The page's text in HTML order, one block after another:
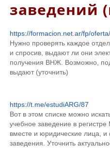
заведений
https://formacion.net.ar/fp/oferta/
Нужно проверять каждое
и спросив, выдают ли они
получения ВНЖ. Возможно,
выдают (уточнить)
https://t.me/estudiARG/87
Вот в этом списке можно
учебное заведение в
вместе и юридические лица,
заведения. Уточнить